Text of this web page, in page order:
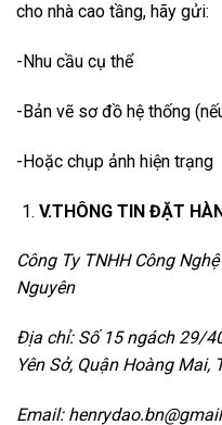
cho nhà cao tầng, hãy gửi:
-Nhu cầu cụ thể
-Bản vẽ sơ đồ hệ thống
-Hoặc chụp ảnh hiện trạng
V.THÔNG TIN ĐẶT
Công Ty TNHH Công
Nguyên
Địa chỉ: Số 15 ngách 29/
Yên Sở, Quận Hoàng Mai,
Email: